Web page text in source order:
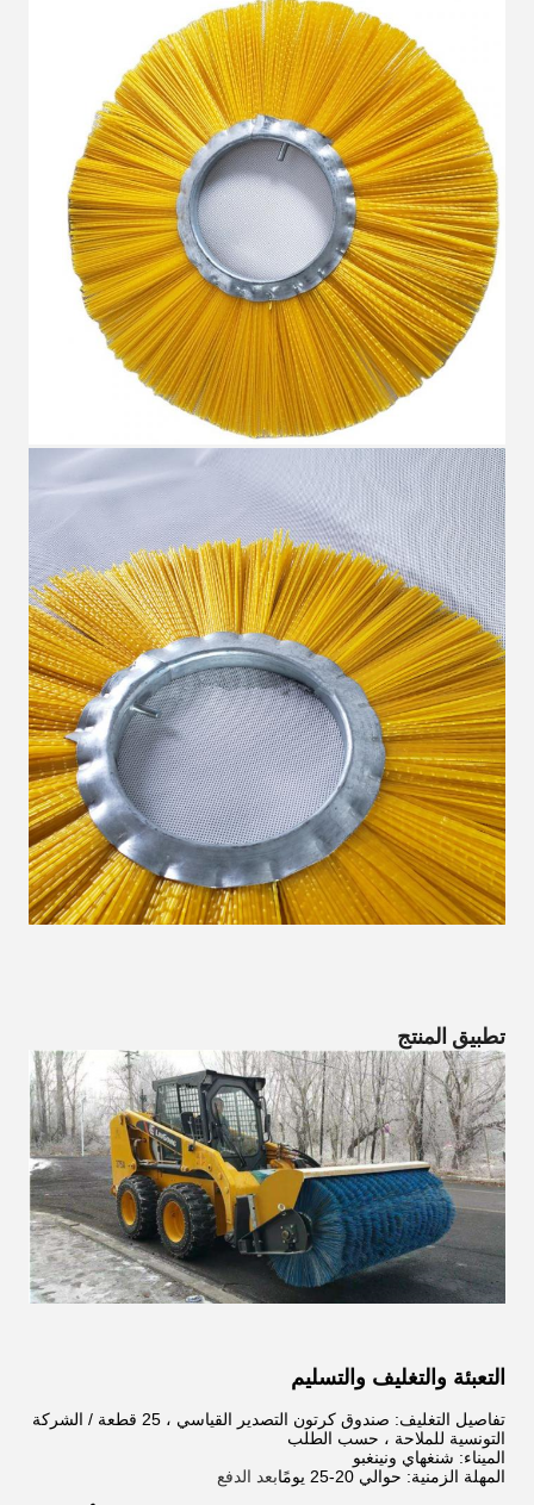
تطبيق المنتج
التعبئة والتغليف والتسليم
تفاصيل التغليف: صندوق كرتون التصدير القياسي ، 25 قطعة / الشركة
التونسية للملاحة ، حسب الطلب
الميناء: شنغهاي ونينغبو
المهلة الزمنية: حوالي 20-25 يومًا
بعد الدفع